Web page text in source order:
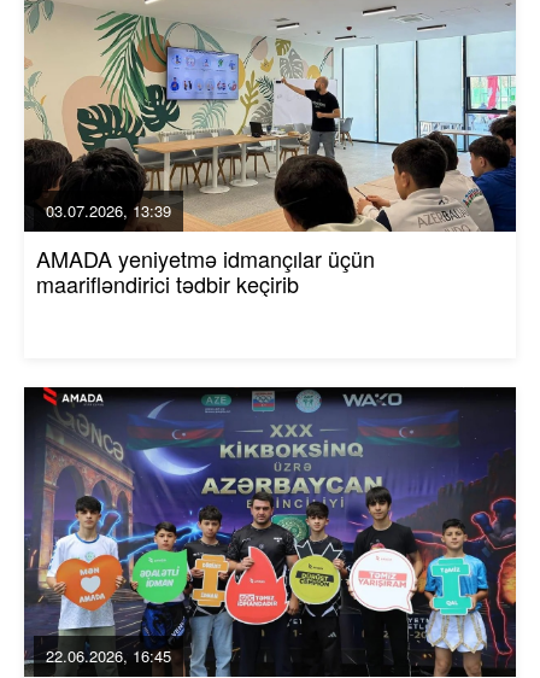
03.07.2026, 13:39
AMADA yeniyetmə idmançılar üçün
maarifləndirici tədbir keçirib
22.06.2026, 16:45